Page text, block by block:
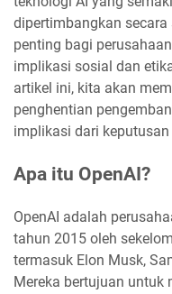
dipertimbangkan secara
penting bagi
implikasi sosial dan
artikel ini, kita akan
penghentian
implikasi dari keputusan
Apa itu OpenAI?
OpenAI adalah
tahun 2015 oleh
termasuk Elon Musk,
Mereka bertujuan untuk